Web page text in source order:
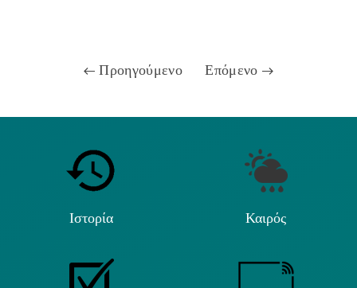
Προηγούμενο Επόμενο
Ιστορία Καιρός